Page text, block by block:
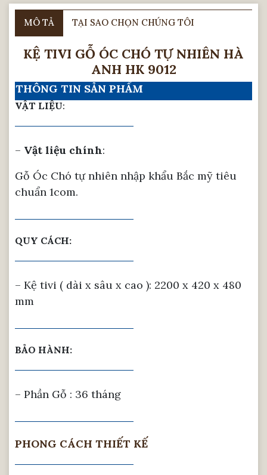
MÔ TẢ TẠI SAO CHỌN CHÚNG TÔI
KỆ TIVI GỖ ÓC CHÓ TỰ NHIÊN HÀ
ANH HK 9012
THÔNG TIN SẢN PHẨM
VẬT LIỆU:
– Vật liệu chính:
Gỗ Óc Chó tự nhiên nhập khẩu Bắc mỹ tiêu
chuẩn 1com.
QUY CÁCH:
– Kệ tivi ( dài x sâu x cao ): 2200 x 420 x 480
mm
BẢO HÀNH:
– Phần Gỗ : 36 tháng
PHONG CÁCH THIẾT KẾ